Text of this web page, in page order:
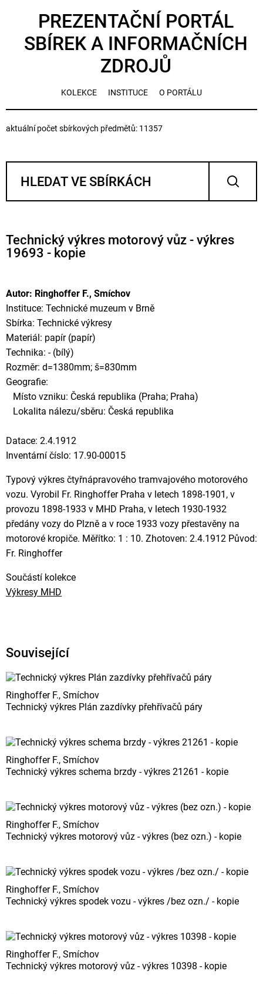
PREZENTAČNÍ PORTÁL
SBÍREK A INFORMAČNÍCH
ZDROJŮ
KOLEKCE INSTITUCE O PORTÁLU
aktuální počet sbírkových předmětů: 11357
Technický výkres motorový vůz - výkres
19693 - kopie
Autor: Ringhoffer F., Smíchov
Instituce: Technické muzeum v Brně
Sbírka: Technické výkresy
Materiál: papír (papír)
Technika: - (bílý)
Rozměr: d=1380mm; š=830mm
Geografie:
Místo vzniku: Česká republika (Praha; Praha)
Lokalita nálezu/sběru: Česká republika
Datace: 2.4.1912
Inventární číslo: 17.90-00015
Typový výkres čtyřnápravového tramvajového motorového
vozu. Vyrobil Fr. Ringhoffer Praha v letech 1898-1901, v
provozu 1898-1933 v MHD Praha, v letech 1930-1932
předány vozy do Plzně a v roce 1933 vozy přestavěny na
motorové kropiče. Měřítko: 1 : 10. Zhotoven: 2.4.1912 Původ:
Fr. Ringhoffer
Součástí kolekce
Výkresy MHD
Související
Ringhoffer F., Smíchov
Technický výkres Plán zazdívky přehřívačů páry
Ringhoffer F., Smíchov
Technický výkres schema brzdy - výkres 21261 - kopie
Ringhoffer F., Smíchov
Technický výkres motorový vůz - výkres (bez ozn.) - kopie
Ringhoffer F., Smíchov
Technický výkres spodek vozu - výkres /bez ozn./ - kopie
Ringhoffer F., Smíchov
Technický výkres motorový vůz - výkres 10398 - kopie